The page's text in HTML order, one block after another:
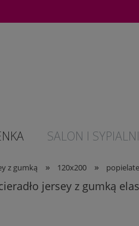
SALON I
z gumką » 120x200 »
jersey z gumką